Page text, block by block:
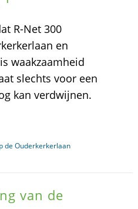
R-Net 300
en
waakzaamheid
slechts voor een
kan verdwijnen.
de Ouderkerkerlaan
van de